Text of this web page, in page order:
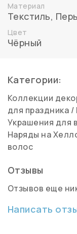
Материал
Текстиль,
Цвет
Чёрный
Категории:
Коллекции
для праздника /
Украшения для
Наряды на
волос
Отзывы
Отзывов еще
Написать